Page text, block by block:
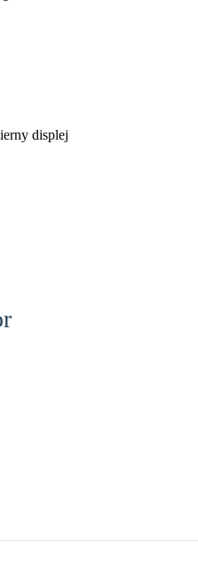
displej